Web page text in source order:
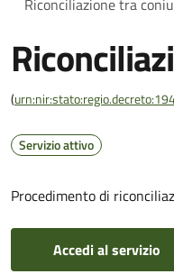
Riconciliazione tra
(
Servizio attivo
Procedimento di
Accedi al servizio